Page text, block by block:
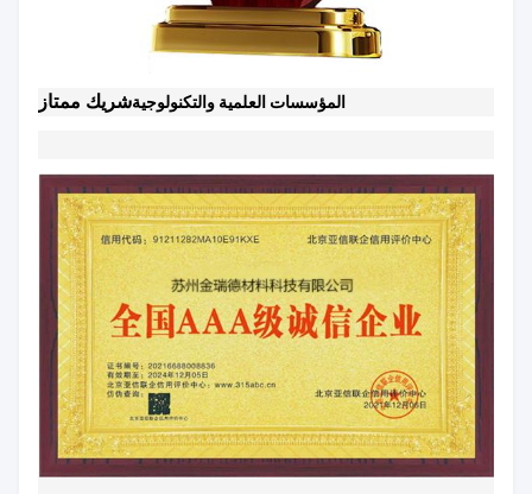
المؤسسات العلمية والتكنولوجيةشريك ممتاز